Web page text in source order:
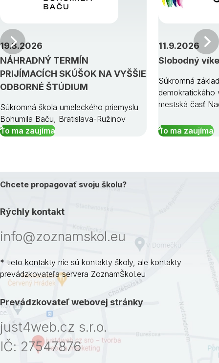
NÁHRADNÝ TERMÍN
PRIJÍMACÍCH SKÚŠOK NA VYŠŠIE
ODBORNÉ ŠTÚDIUM
19.8.2026
Súkromná škola umeleckého priemyslu
Bohumila Baču, Bratislava-Ružinov
To ma zaujíma
Slobodný
11.9.2026
Súkromná
demokratického
mestská časť
To ma zaujíma
Predchádzajúci
Chcete propagovať svoju školu?
Rýchly kontakt
info@zoznamskol.eu
* tieto kontakty nie sú kontakty školy, ale kontakty
prevádzkovateľa servera ZoznamŠkol.eu
Prevádzkovateľ webovej stránky
just4web.cz s.r.o.
IČ: 27547876